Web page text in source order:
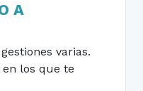
A
varias.
los que te